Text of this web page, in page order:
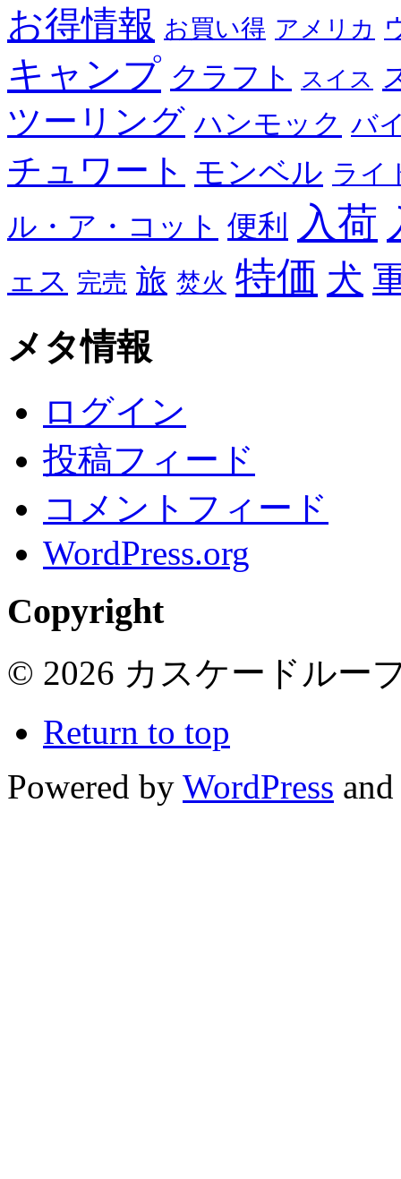
お得情報 お買い得 アメリカ
キャンプ クラフト スイス
ツーリング ハンモック バ
チュワート モンベル ライ
ル・ア・コット 便利 入荷
ェス 完売 旅 焚火 特価 犬
メタ情報
ログイン
投稿フィード
コメントフィード
WordPress.org
Copyright
© 2026 カスケードル
Return to top
Powered by WordPress